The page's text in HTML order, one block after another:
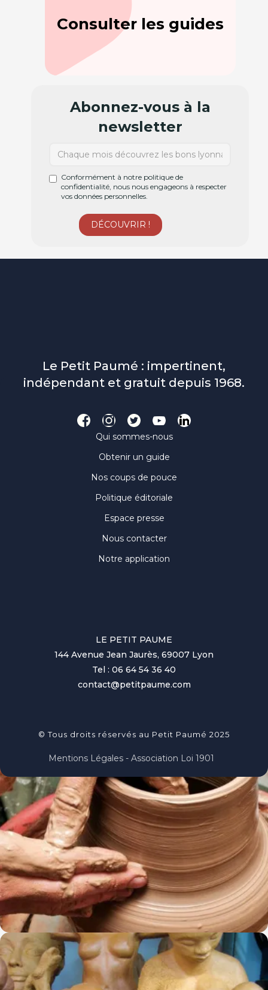
Consulter les guides
Abonnez-vous à la
newsletter
Conformément à notre politique de
confidentialité, nous nous engageons à respecter
vos données personnelles.
Le Petit Paumé : impertinent,
indépendant et gratuit depuis 1968.
Qui sommes-nous
Obtenir un guide
Nos coups de pouce
Politique éditoriale
Espace presse
Nous contacter
Notre application
LE PETIT PAUME
144 Avenue Jean Jaurès, 69007 Lyon
Tel : 06 64 54 36 40
contact@petitpaume.com
© Tous droits réservés au Petit Paumé 2025
Mentions Légales - Association Loi 1901